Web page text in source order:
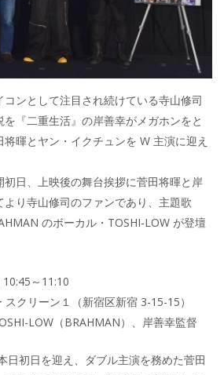
ンとして注目され続けている寺山修司
『二重生活』の岸善幸がメガホンをと
暉とヤン・イクチュンを W 主演に迎え
日、上映後の舞台挨拶に菅田将暉と岸
り寺山修司のファンであり、主題歌
のボーカル・TOSHI-LOW が登壇
～11:10
クリーン１（新宿区新宿 3-15-15）
LOW（BRAHMAN）、岸善幸監督
日初日を迎え、ダブル主演を務めた菅田